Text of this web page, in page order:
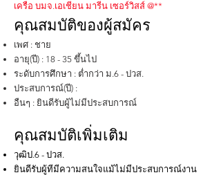
เครือ บมจ.เอเชียน มารีน เซอร์วิสส์ @**
คุณสมบัติของผู้สมัคร
เพศ : ชาย
อายุ(ปี) : 18 - 35 ขึ้นไป
ระดับการศึกษา : ต่ำกว่า ม.6 - ปวส.
ประสบการณ์(ปี) :
อืนๆ : ยินดีรับผู้ไม่มีประสบการณ์
คุณสมบัติเพิ่มเติม
วุฒิป.6 - ปวส.
ยินดีรับผู้ทีมีความสนใจแม้ไม่มีประสบการณ์งาน